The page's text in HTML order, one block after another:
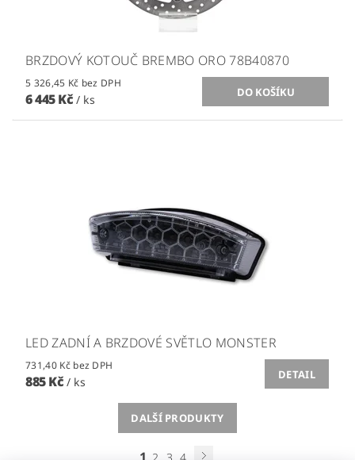
BRZDOVÝ KOTOUČ BREMBO ORO 78B40870
5 326,45 Kč bez DPH
6 445 Kč / ks
LED ZADNÍ A BRZDOVÉ SVĚTLO MONSTER
731,40 Kč bez DPH
885 Kč / ks
DETAIL
DALŠÍ PRODUKTY
1 2 3 4